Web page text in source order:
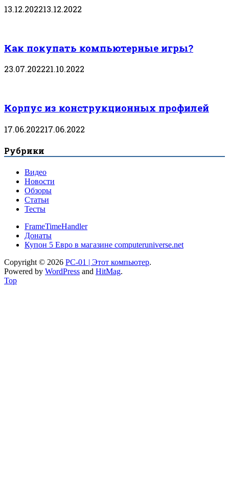
13.12.202213.12.2022
Как покупать компьютерные игры?
23.07.202221.10.2022
Корпус из конструкционных профилей
17.06.202217.06.2022
Рубрики
Видео
Новости
Обзоры
Статьи
Тесты
FrameTimeHandler
Донаты
Купон 5 Евро в магазине computeruniverse.net
Copyright © 2026 PC-01 | Этот компьютер.
Powered by WordPress and HitMag.
Top